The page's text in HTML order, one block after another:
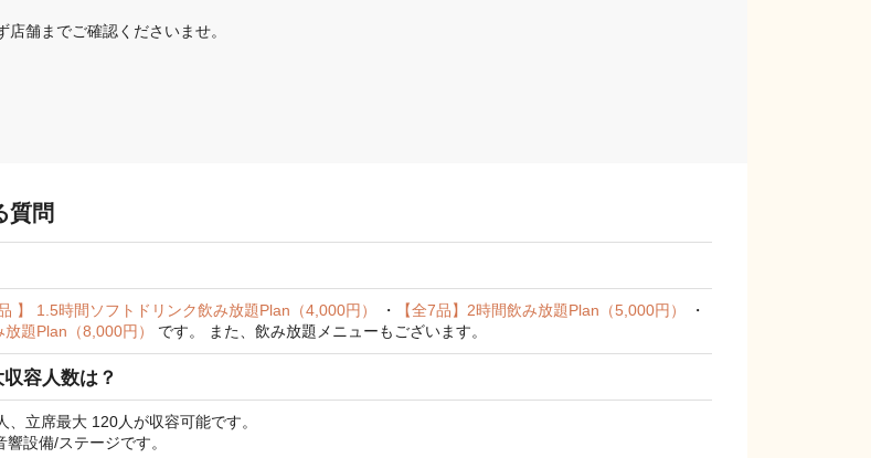
舗までご確認くださいませ。
質問
品 】 1.5時間ソフトドリンク飲み放題Plan（4,000円） ・ 【全7品】2時間飲み放題Plan（5,000円）
・
放題Plan（8,000円） です。 また、飲み放題メニューもございます。
容人数は？
立席最大 120人が収容可能です。
設備/ステージです。